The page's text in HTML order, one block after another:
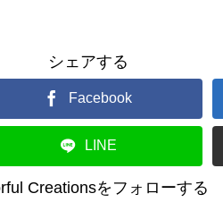
シェアする
Facebook
LINE
Creationsをフォローする